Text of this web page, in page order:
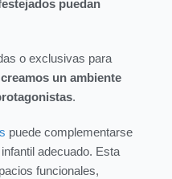
puedan
o exclusivas para
creamos un ambiente
.
puede complementarse
adecuado. Esta
funcionales,